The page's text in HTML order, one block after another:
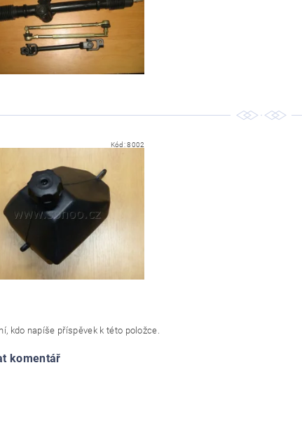
Kód:8002
kdo napíše příspěvek k této položce.
komentář